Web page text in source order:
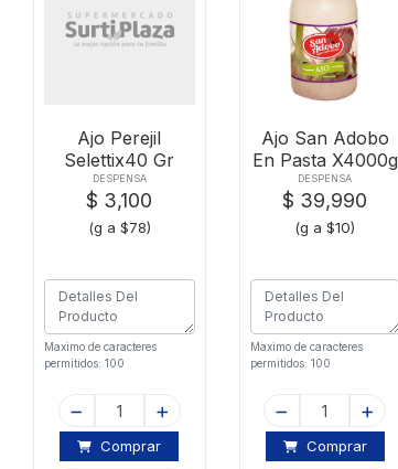
Ajo Perejil
Selettix40 Gr
DESPENSA
$ 3,100
(g a $78)
Maximo de caracteres
permitidos: 100
Comprar
Ajo San Adobo
En Pasta X4000g
DESPENSA
$ 39,990
(g a $10)
Maximo de caracteres
permitidos: 100
Comprar